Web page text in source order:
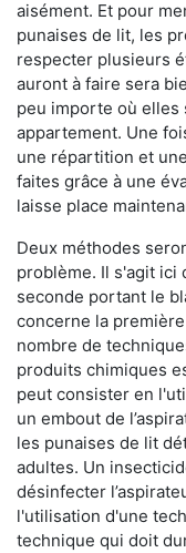
aisément. Et pour
punaises de lit, les
respecter plusieurs
auront à faire sera
peu importe où elles
appartement. Une
une répartition et
faites grâce à une
laisse place
Deux méthodes
problème. Il s'agit ici
seconde portant le
concerne la
nombre de
produits chimiques
peut consister en
un embout de
les punaises de lit
adultes. Un
désinfecter
l'utilisation d'une
technique qui doit